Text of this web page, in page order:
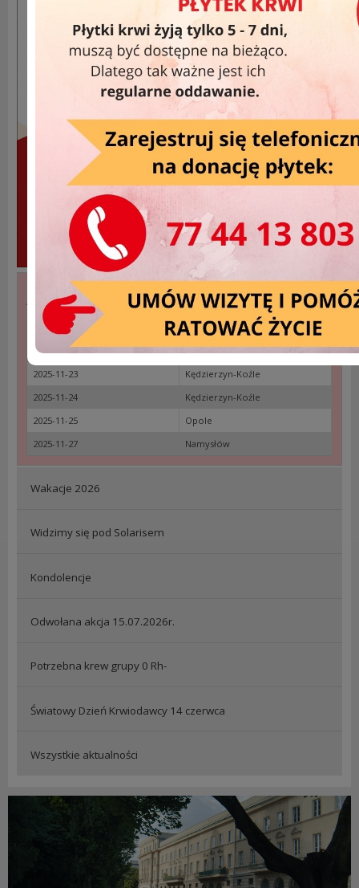
Akcje Wyjazdowe »
DATA
MIEJSCOWOŚĆ
2025-11-20
Strzelce Opolskie
2025-11-23
Kędzierzyn-Koźle
2025-11-24
Kędzierzyn-Koźle
2025-11-25
Opole
2025-11-27
Namysłów
Wakacje 2026
Widzimy się pod Solarisem
Kondolencje
Odwołana akcja 15.07.2026r.
Potrzebna krew grupy 0 Rh-
Światowy Dzień Krwiodawcy 14 czerwca
Wszystkie aktualności